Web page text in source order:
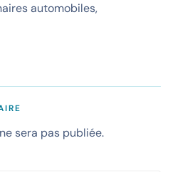
automobiles,
sera pas publiée.